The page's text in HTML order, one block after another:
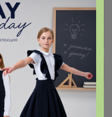
кофе, потом
средний